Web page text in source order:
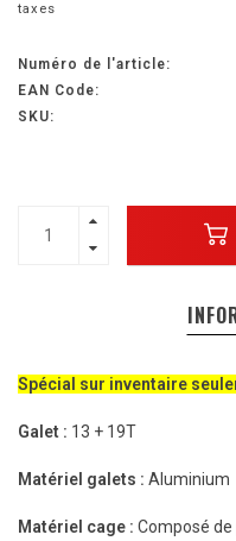
taxes
Numéro de l'article:
EAN Code:
SKU:
Spécial sur inventaire
Galet : 13 + 19T
Matériel galets : Aluminium
Matériel cage : Composé